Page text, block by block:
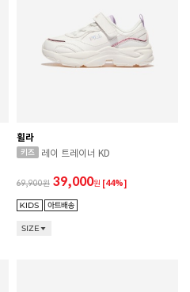
휠라
레이 트레이너 KD
69,900 39,000원 [44%]
SIZE